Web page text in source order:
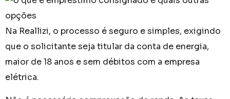
Na Reallizi, o processo é seguro e simples, exigindo
que o solicitante seja titular da conta de energia,
maior de 18 anos e sem débitos com a empresa
elétrica.